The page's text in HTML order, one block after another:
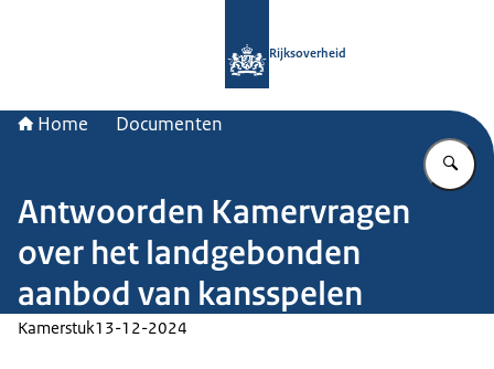
Rijksoverheid
Home Documenten
Antwoorden Kamervragen
over het landgebonden
aanbod van kansspelen
Kamerstuk13-12-2024